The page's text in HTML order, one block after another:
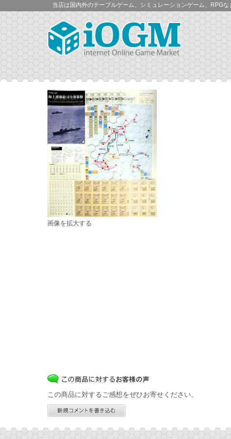
当店は国内外のテーブルゲーム、シミュレーションゲーム、RPGな
画像を拡大する
この商品に対するご感想をぜひお寄せください。